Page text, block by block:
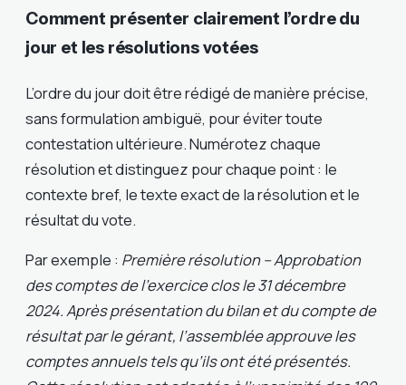
Comment présenter clairement l’ordre du
jour et les résolutions votées
L’ordre du jour doit être rédigé de manière précise,
sans formulation ambiguë, pour éviter toute
contestation ultérieure. Numérotez chaque
résolution et distinguez pour chaque point : le
contexte bref, le texte exact de la résolution et le
résultat du vote.
Par exemple : Première résolution – Approbation
des comptes de l’exercice clos le 31 décembre
2024. Après présentation du bilan et du compte de
résultat par le gérant, l’assemblée approuve les
comptes annuels tels qu’ils ont été présentés.